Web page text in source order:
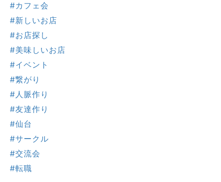
#カフェ会
#新しいお店
#お店探し
#美味しいお店
#イベント
#繋がり
#人脈作り
#友達作り
#仙台
#サークル
#交流会
#転職